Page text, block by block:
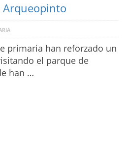
Arqueopinto
primaria han reforzado un
el parque de
han …